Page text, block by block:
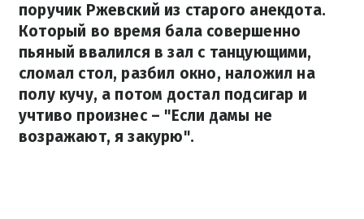
поручик Ржевский из старого анекдота.
Который во время бала совершенно
пьяный ввалился в зал с танцующими,
сломал стол, разбил окно, наложил на
полу кучу, а потом достал подсигар и
учтиво произнес – "Если дамы не
возражают, я закурю".